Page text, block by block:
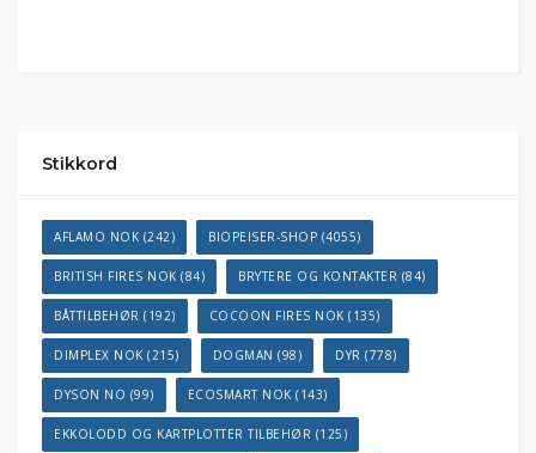
Stikkord
AFLAMO NOK (242) BIOPEISER-SHOP (4055)
BRITISH FIRES NOK (84) BRYTERE OG KONTAKTER (84)
BÅTTILBEHØR (192) COCOON FIRES NOK (135)
DIMPLEX NOK (215) DOGMAN (98) DYR (778)
DYSON NO (99) ECOSMART NOK (143)
EKKOLODD OG KARTPLOTTER TILBEHØR (125)